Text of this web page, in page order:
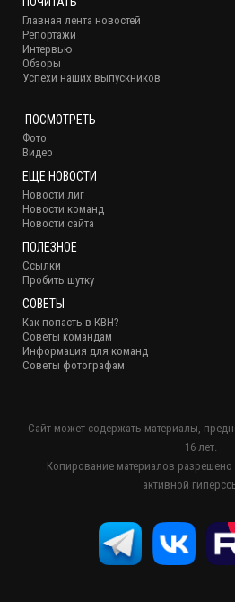
Главная лента новостей
Репортажи
Интервью
Обзоры
Успехи наших выпускников
ПОСМОТРЕТЬ
Фото
Видео
ЕЩЕ НОВОСТИ
Новости лиг
Новости команд
Новости сайта
ПОЛЕЗНОЕ
Ссылки
Пробить шутку
СОВЕТЫ
Как попасть в КВН?
Советы командам
Информация для команд
Советы фотографам
Сайт может содержать материалы,
16 лет.
Копирование материалов
активной